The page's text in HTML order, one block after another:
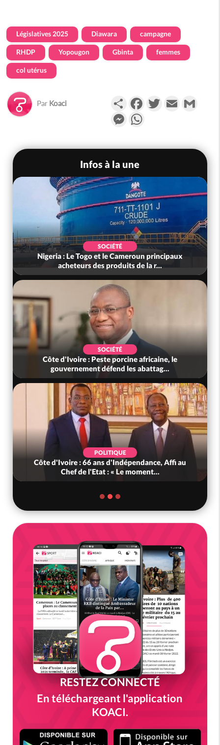
Législatives 2025 Diawara campagne
RHDP Yopougon Gbinta femmes
col utérus
Par Koaci PartagerFacebookTwitterEmail
Messenger
Infos à la une
SOCIÉTÉ
Nigeria : Le Togo et le Cameroun principaux
acheteurs des produits de la r...
SOCIÉTÉ
Côte d'Ivoire : Peste porcine africaine, le
gouvernement défend les abattag...
POLITIQUE
Côte d'Ivoire : 66 ans d'Indépendance, Affi au
Chef de l'Etat : « Le moment...
RESTEZ CONNECTÉ
En téléchargeant l'application
KOACI.